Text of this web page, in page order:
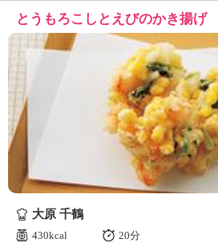
とうもろこしとえびのかき揚げ
大原 千鶴
430kcal
20分